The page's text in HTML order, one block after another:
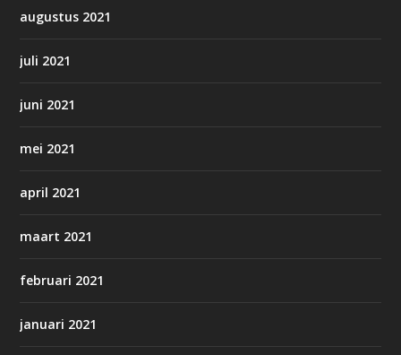
augustus 2021
juli 2021
juni 2021
mei 2021
april 2021
maart 2021
februari 2021
januari 2021